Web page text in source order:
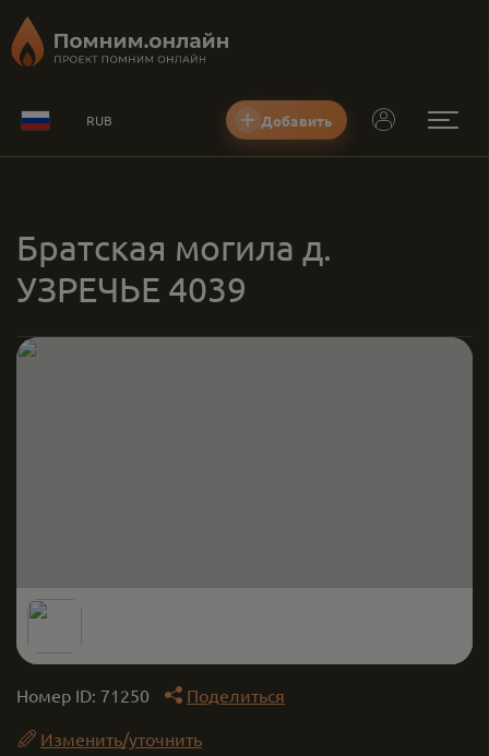
RUB Добавить
Братская могила д.
УЗРЕЧЬЕ 4039
Номер ID: 71250
Поделиться
Изменить/уточнить